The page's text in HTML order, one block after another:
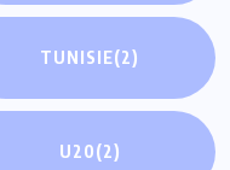
TUNISIE(2)
U20(2)